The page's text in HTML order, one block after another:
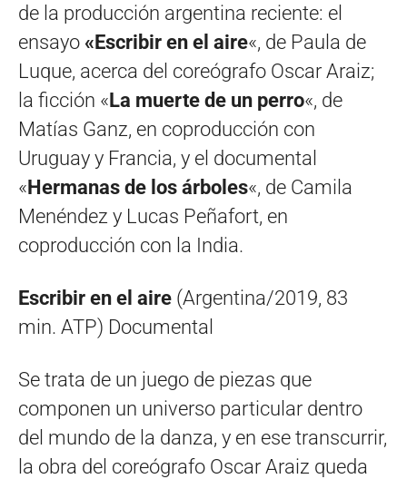
de la producción argentina reciente: el
ensayo «Escribir en el aire«, de Paula de
Luque, acerca del coreógrafo Oscar Araiz;
la ficción «La muerte de un perro«, de
Matías Ganz, en coproducción con
Uruguay y Francia, y el documental
«Hermanas de los árboles«, de Camila
Menéndez y Lucas Peñafort, en
coproducción con la India.
Escribir en el aire (Argentina/2019, 83
min. ATP) Documental
Se trata de un juego de piezas que
componen un universo particular dentro
del mundo de la danza, y en ese transcurrir,
la obra del coreógrafo Oscar Araiz queda